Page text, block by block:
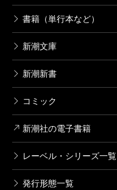
書籍（単行本など）
新潮文庫
新潮新書
コミック
新潮社の電子書籍
レーベル・シリーズ一覧
発行形態一覧